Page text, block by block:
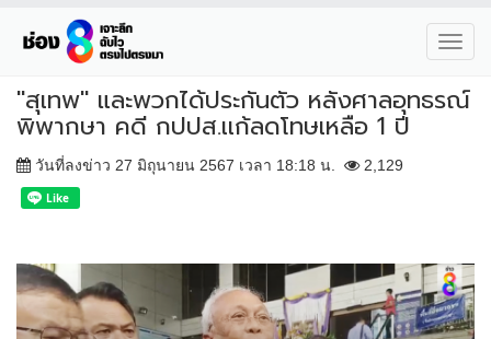
"สุเทพ" และพวกได้ประกันตัว หลังศาลอุทธรณ์
พิพากษา คดี กปปส.เเก้ลดโทษเหลือ 1 ปี
วันที่ลงข่าว 27 มิถุนายน 2567 เวลา 18:18 น. 2,129